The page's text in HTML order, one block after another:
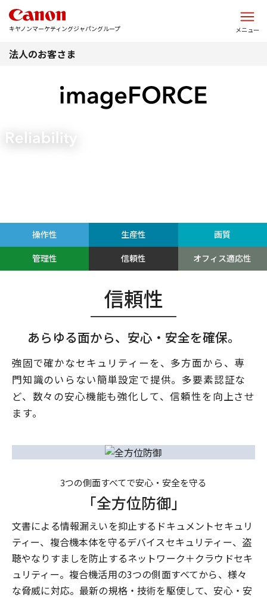
キヤノンマーケティングジャパングループ メニュー
法人のお客さま
操作性 生産性
画質
管理性
信頼性 オフィス適応性
信頼性
あらゆる面から、安心・安全を確保。
強固で確かなセキュリティーを、多方面から、 専
門知識のいらない簡単設定で提供。多要素認証な
ど、 数々の安心機能も強化して、信頼性を向上させ
ます。
3つの側面すべてで安心・安全を守る
「全方位防御」
文書による情報漏えいを抑止するドキュメントセキュリ
ティー、複合機本体を守るデバイスセキュリティー、盗
聴やなりすましを防止するネットワーク＋クラウドセキ
ュリティー。複合機活用の3つの側面すべてから、様々
な脅威に対応。最新の規格・技術を駆使して、安心・安